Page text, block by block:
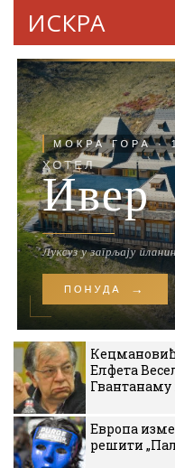
ИСКРА
Елфета
Гвантанаму
Европа
решити